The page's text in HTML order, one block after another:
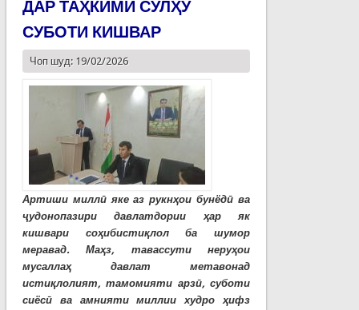
ДАР ТАҲКИМИ СУЛҲУ
СУБОТИ КИШВАР
Чоп шуд: 19/02/2026
Артиши миллӣ яке аз рукнҳои бунёдӣ ва
ҷудонопазири давлатдории ҳар як
кишвари соҳибистиқлол ба шумор
меравад. Маҳз, тавассути неруҳои
мусаллаҳ давлат метавонад
истиқлолият, тамомияти арзӣ, суботи
сиёсӣ ва амнияти миллии худро ҳифз